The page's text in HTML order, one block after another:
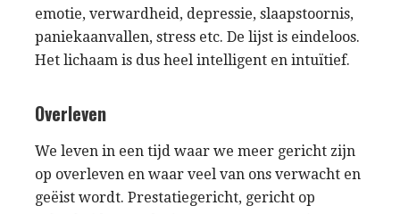
emotie, verwardheid, depressie, slaapstoornis,
paniekaanvallen, stress etc. De lijst is eindeloos.
Het lichaam is dus heel intelligent en intuïtief.
Overleven
We leven in een tijd waar we meer gericht zijn
op overleven en waar veel van ons verwacht en
geëist wordt. Prestatiegericht, gericht op